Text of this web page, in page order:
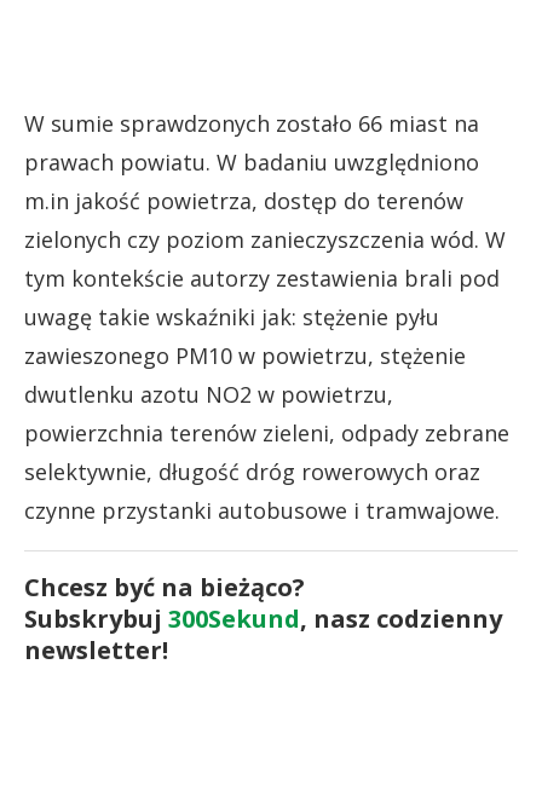
W sumie sprawdzonych zostało 66 miast na
prawach powiatu. W badaniu uwzględniono
m.in jakość powietrza, dostęp do terenów
zielonych czy poziom zanieczyszczenia wód. W
tym kontekście autorzy zestawienia brali pod
uwagę takie wskaźniki jak: stężenie pyłu
zawieszonego PM10 w powietrzu, stężenie
dwutlenku azotu NO2 w powietrzu,
powierzchnia terenów zieleni, odpady zebrane
selektywnie, długość dróg rowerowych oraz
czynne przystanki autobusowe i tramwajowe.
Chcesz być na bieżąco?
Subskrybuj 300Sekund, nasz codzienny
newsletter!